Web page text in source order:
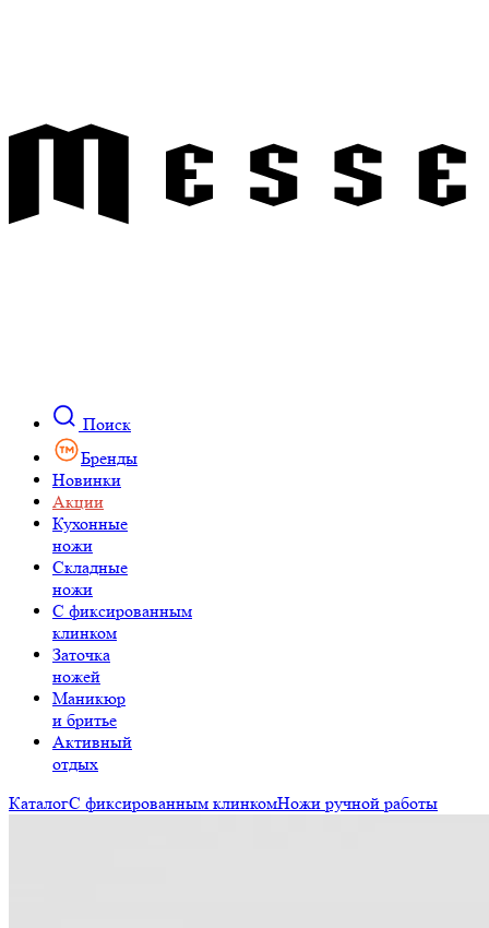
Поиск
Бренды
Новинки
Акции
Кухонные
ножи
Складные
ножи
C фиксированным
клинком
Заточка
ножей
Маникюр
и бритье
Активный
отдых
КаталогС фиксированным клинкомНожи ручной работы